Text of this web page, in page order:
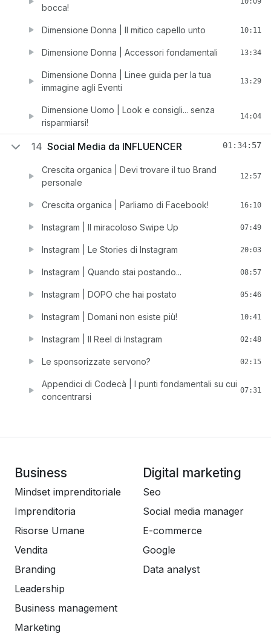
bocca!
Dimensione Donna | Il mitico capello unto 10:11
Dimensione Donna | Accessori fondamentali 13:34
Dimensione Donna | Linee guida per la tua
immagine agli Eventi
13:29
Dimensione Uomo | Look e consigli... senza
risparmiarsi!
14:04
14 Social Media da INFLUENCER 01:34:57
Crescita organica | Devi trovare il tuo Brand
personale
12:57
Crescita organica | Parliamo di Facebook! 16:10
Instagram | Il miracoloso Swipe Up 07:49
Instagram | Le Stories di Instagram 20:03
Instagram | Quando stai postando... 08:57
Instagram | DOPO che hai postato 05:46
Instagram | Domani non esiste più! 10:41
Instagram | Il Reel di Instagram 02:48
Le sponsorizzate servono? 02:15
Appendici di Codecà | I punti fondamentali su cui
concentrarsi
07:31
Business
Mindset imprenditoriale
Imprenditoria
Risorse Umane
Vendita
Branding
Leadership
Business management
Marketing
Digital marketing
Seo
Social media manager
E-commerce
Google
Data analyst